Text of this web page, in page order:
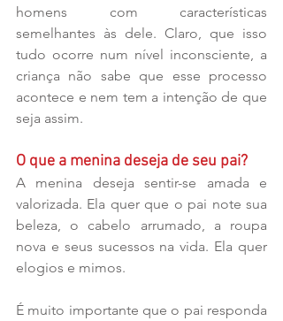
homens com características
semelhantes às dele. Claro, que isso
tudo ocorre num nível inconsciente, a
criança não sabe que esse processo
acontece e nem tem a intenção de que
seja assim.
O que a menina deseja de seu pai?
A menina deseja sentir-se amada e
valorizada. Ela quer que o pai note sua
beleza, o cabelo arrumado, a roupa
nova e seus sucessos na vida. Ela quer
elogios e mimos.
É muito importante que o pai responda